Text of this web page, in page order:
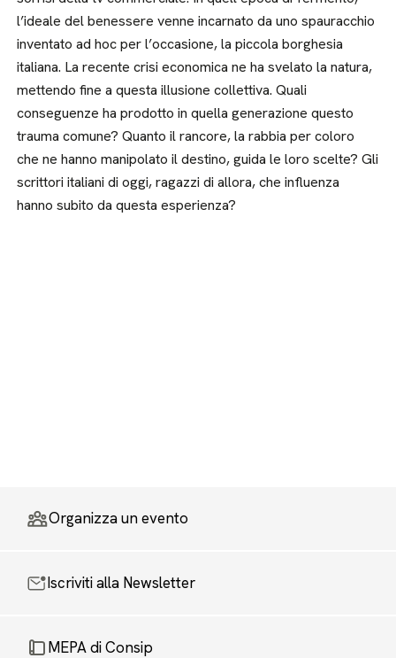
l’ideale del benessere venne incarnato da uno spauracchio
inventato ad hoc per l’occasione, la piccola borghesia
italiana. La recente crisi economica ne ha svelato la natura,
mettendo fine a questa illusione collettiva. Quali
conseguenze ha prodotto in quella generazione questo
trauma comune? Quanto il rancore, la rabbia per coloro
che ne hanno manipolato il destino, guida le loro scelte? Gli
scrittori italiani di oggi, ragazzi di allora, che influenza
hanno subito da questa esperienza?
Organizza un evento
Iscriviti alla Newsletter
MEPA di Consip